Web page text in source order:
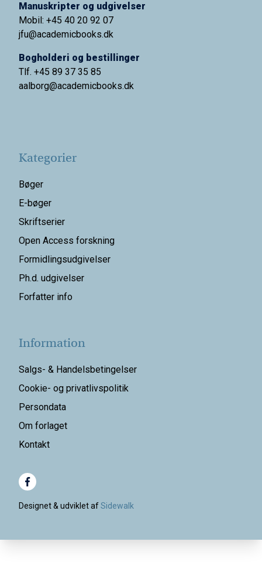
Manuskripter og udgivelser
Mobil: +45 40 20 92 07
jfu@academicbooks.dk
Bogholderi og bestillinger
Tlf. +45 89 37 35 85
aalborg@academicbooks.dk
Kategorier
Bøger
E-bøger
Skriftserier
Open Access forskning
Formidlingsudgivelser
Ph.d. udgivelser
Forfatter info
Information
Salgs- & Handelsbetingelser
Cookie- og privatlivspolitik
Persondata
Om forlaget
Kontakt
Designet & udviklet afSidewalk